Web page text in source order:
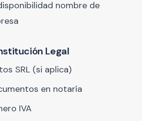
nombre de
Legal
SRL (si aplica)
en notaría
IVA